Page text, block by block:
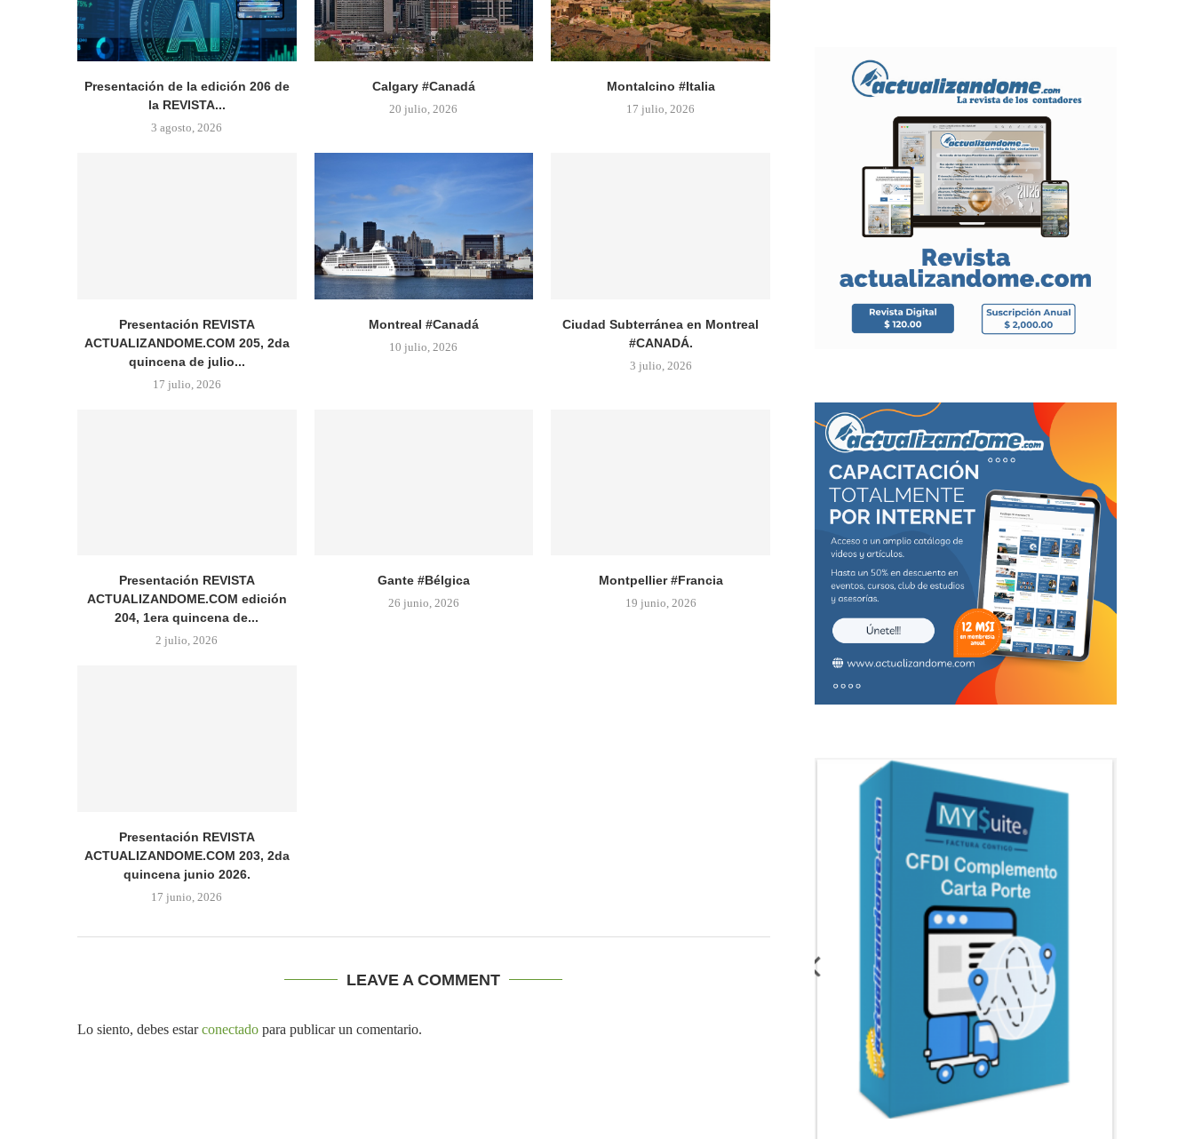
Presentación de la edición 206 de
la REVISTA...
3 agosto, 2026
Calgary #Canadá
20 julio, 2026
Montalcino #Italia
17 julio, 2026
Presentación REVISTA
ACTUALIZANDOME.COM 205, 2da
quincena de julio...
17 julio, 2026
Montreal #Canadá
10 julio, 2026
Ciudad Subterránea en Montreal
#CANADÁ.
3 julio, 2026
Presentación REVISTA
ACTUALIZANDOME.COM edición
204, 1era quincena de...
2 julio, 2026
Gante #Bélgica
26 junio, 2026
Montpellier #Francia
19 junio, 2026
Presentación REVISTA
ACTUALIZANDOME.COM 203, 2da
quincena junio 2026.
17 junio, 2026
LEAVE A COMMENT
Lo siento, debes estarconectado para publicar un comentario.